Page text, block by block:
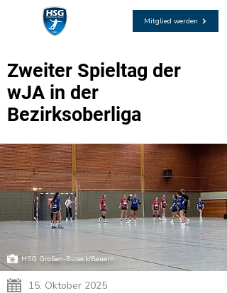
Mitglied werden
Zweiter Spieltag der
wJA in der
Bezirksoberliga
HSG Großen-Buseck/Beuern
15. Oktober 2025